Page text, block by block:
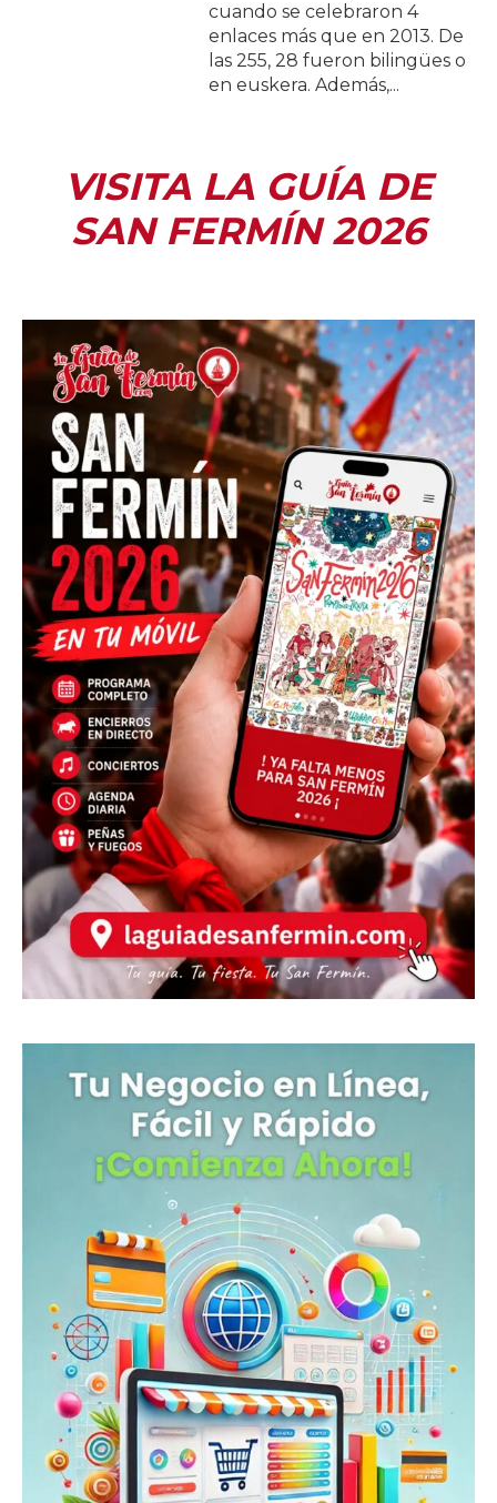
cuando se celebraron 4
enlaces más que en 2013. De
las 255, 28 fueron bilingües o
en euskera. Además,...
VISITA LA GUÍA DE
SAN FERMÍN 2026